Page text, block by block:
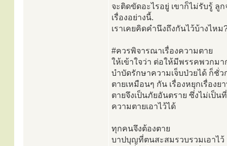
จะติดขัดอะไรอยู่ เขาก็ไม่รับรู้ ลู
เรื่องอย่างนี้.
เราเคยคิดคำนึงถึงกันไว้บ้างไหม
#ควรพิจารณาเรื่องความตาย
ให้เข้าใจว่า ต่อให้มีพรรคพวกมา
บำบัดรักษาความเจ็บป่วยได้ ก็ชั่
ตายเหมือนๆ กัน เรื่องหยุกเรื่อง
ตายจึงเป็นภัยอันตราย ซึ่งไม่เป็
ความตายเอาไว้ได้
ทุกคนจึงต้องตาย
บาปบุญที่ตนสะสมรวบรวมเอาไ